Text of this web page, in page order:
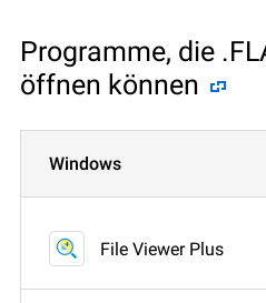
Programme, die
öffnen können
Windows
File Viewer Plus